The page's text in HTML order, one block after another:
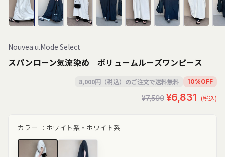
Nouvea u.Mode Select
スパンローン気流染め ボリュームルーズワンピース
8,000円（税込）のご注文で送料無料 10%OFF
¥7,590 ¥6,831 (税込)
カラー ： ホワイト系・ホワイト系